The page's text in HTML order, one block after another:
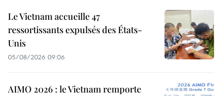
Le Vietnam accueille 47
ressortissants expulsés des États-
Unis
05/08/2026 09:06
AIMO 2026 : le Vietnam remporte